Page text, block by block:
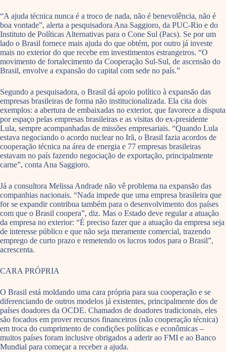
“A ajuda técnica nunca é a troco de nada, não é benevolência, não é
boa vontade”, alerta a pesquisadora Ana Saggioro, da PUC-Rio e do
Instituto de Políticas Alternativas para o Cone Sul (Pacs). Se por um
lado o Brasil fornece mais ajuda do que obtém, por outro já investe
mais no exterior do que recebe em investimentos estrangeiros. “O
movimento de fortalecimento da Cooperação Sul-Sul, de ascensão do
Brasil, envolve a expansão do capital com sede no país.”
Segundo a pesquisadora, o Brasil dá apoio político à expansão das
empresas brasileiras de forma não institucionalizada. Ela cita dois
exemplos: a abertura de embaixadas no exterior, que favorece a disputa
por espaço pelas empresas brasileiras e as visitas do ex-presidente
Lula, sempre acompanhadas de missões empresariais. “Quando Lula
estava negociando o acordo nuclear no Irã, o Brasil fazia acordos de
cooperação técnica na área de energia e 77 empresas brasileiras
estavam no país fazendo negociação de exportação, principalmente
carne”, conta Ana Saggioro.
Já a consultora Melissa Andrade não vê problema na expansão das
companhias nacionais. “Nada impede que uma empresa brasileira que
for se expandir contribua também para o desenvolvimento dos países
com que o Brasil coopera”, diz. Mas o Estado deve regular a atuação
da empresa no exterior: “É preciso fazer que a atuação da empresa seja
de interesse público e que não seja meramente comercial, trazendo
emprego de curto prazo e remetendo os lucros todos para o Brasil”,
acrescenta.
CARA PRÓPRIA
O Brasil está moldando uma cara própria para sua cooperação e se
diferenciando de outros modelos já existentes, principalmente dos de
países doadores da OCDE. Chamados de doadores tradicionais, eles
são focados em prover recursos financeiros (não cooperação técnica)
em troca do cumprimento de condições políticas e econômicas –
muitos países foram inclusive obrigados a aderir ao FMI e ao Banco
Mundial para começar a receber a ajuda.